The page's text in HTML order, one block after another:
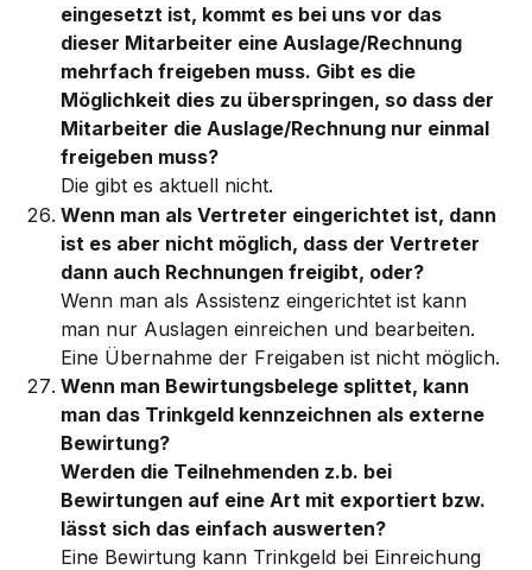
eingesetzt ist, kommt es bei uns vor das
dieser Mitarbeiter eine Auslage/Rechnung
mehrfach freigeben muss. Gibt es die
Möglichkeit dies zu überspringen, so dass der
Mitarbeiter die Auslage/Rechnung nur einmal
freigeben muss?
Die gibt es aktuell nicht.
Wenn man als Vertreter eingerichtet ist, dann
ist es aber nicht möglich, dass der Vertreter
dann auch Rechnungen freigibt, oder?
Wenn man als Assistenz eingerichtet ist kann
man nur Auslagen einreichen und bearbeiten.
Eine Übernahme der Freigaben ist nicht möglich.
Wenn man Bewirtungsbelege splittet, kann
man das Trinkgeld kennzeichnen als externe
Bewirtung?
Werden die Teilnehmenden z.b. bei
Bewirtungen auf eine Art mit exportiert bzw.
lässt sich das einfach auswerten?
Eine Bewirtung kann Trinkgeld bei Einreichung